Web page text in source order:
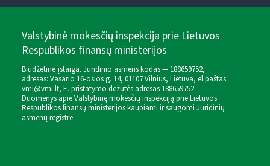
Valstybinė mokesčių inspekcija prie Lietuvos
Respublikos finansų ministerijos
Biudžetinė įstaiga. Juridinio asmens kodas — 188659752,
adresas: Vasario 16-osios g. 14, 01107 Vilnius, Lietuva, el.paštas:
vmi@vmi.lt, E. pristatymo dėžutės adresas 188659752
Duomenys apie Valstybinę mokesčių inspekciją prie Lietuvos
Respublikos finansų ministerijos kaupiami ir saugomi Juridinių
asmenų registre